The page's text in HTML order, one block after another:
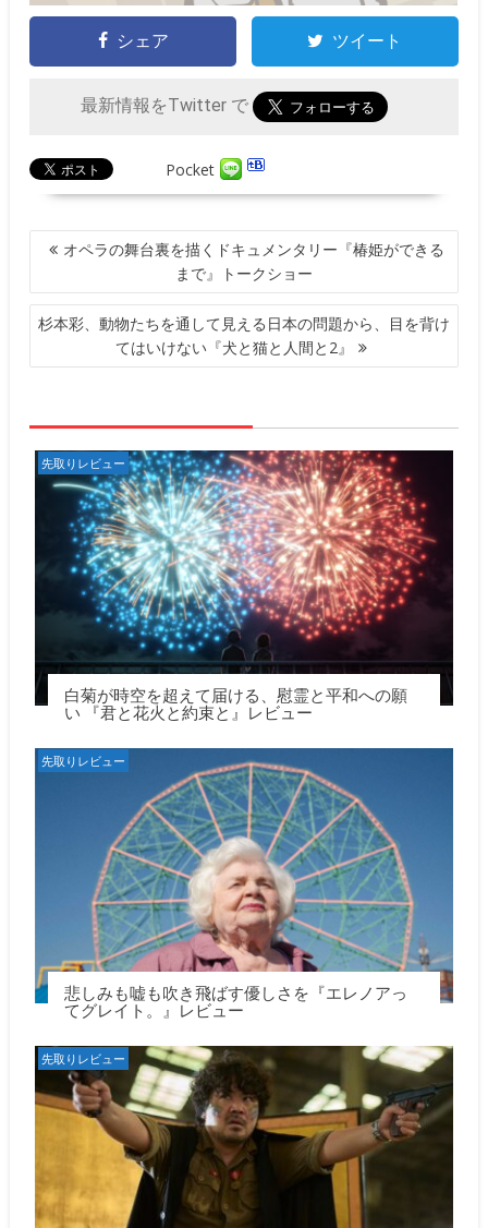
シェア ツイート
最新情報をTwitter で
Pocket
投
ナ
ビ
ゲ
ー
ン
オペラの舞台裏を描くドキュメンタリー『椿姫ができる
まで』トークショー
杉本彩、動物たちを通して見える日本の問題から、目を背け
てはいけない『犬と猫と人間と2』
先取りレビュー
白菊が時空を超えて届ける、慰霊と平和への願
い 『君と花火と約束と』レビュー
先取りレビュー
悲しみも嘘も吹き飛ばす優しさを『エレノアっ
てグレイト。』レビュー
先取りレビュー